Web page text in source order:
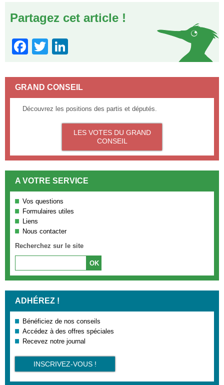
Partagez cet article !
Facebook
Twitter
GRAND CONSEIL
Découvrez les positions des partis et députés.
LES VOTES DU GRAND
CONSEIL
A VOTRE SERVICE
Vos questions
Formulaires utiles
Liens
Nous contacter
Recherchez sur le site
ADHÉREZ !
Bénéficiez de nos conseils
Accédez à des offres spéciales
Recevez notre journal
INSCRIVEZ-VOUS !